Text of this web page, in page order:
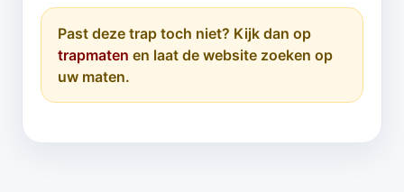
Past deze trap toch niet? Kijk dan op
trapmaten en laat de website zoeken op
uw maten.